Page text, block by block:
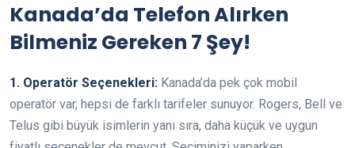
Kanada’da Telefon Alırken
Bilmeniz Gereken 7 Şey!
1. Operatör Seçenekleri: Kanada’da pek çok mobil
operatör var, hepsi de farklı tarifeler sunuyor. Rogers, Bell ve
Telus gibi büyük isimlerin yanı sıra, daha küçük ve uygun